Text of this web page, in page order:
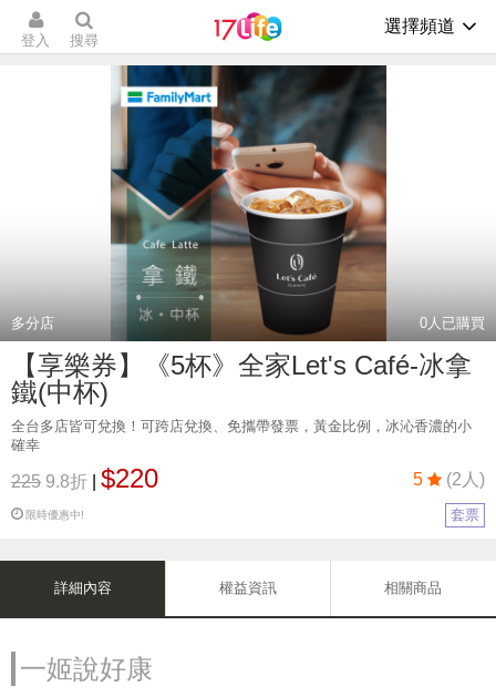
登入 搜尋
選擇頻道
多分店 0人已購買
【享樂券】《5杯》全家Let's Café-冰拿
鐵(中杯)
全台多店皆可兌換！可跨店兌換、免攜帶發票，黃金比例，冰沁香濃的小
確幸
225 9.8折 $220 5 (2人)
限時優惠中! 套票
詳細內容 權益資訊 相關商品
一姬說好康